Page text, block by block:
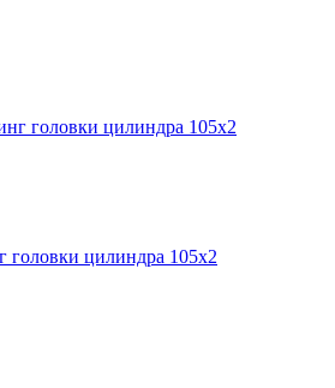
головки цилиндра 105х2